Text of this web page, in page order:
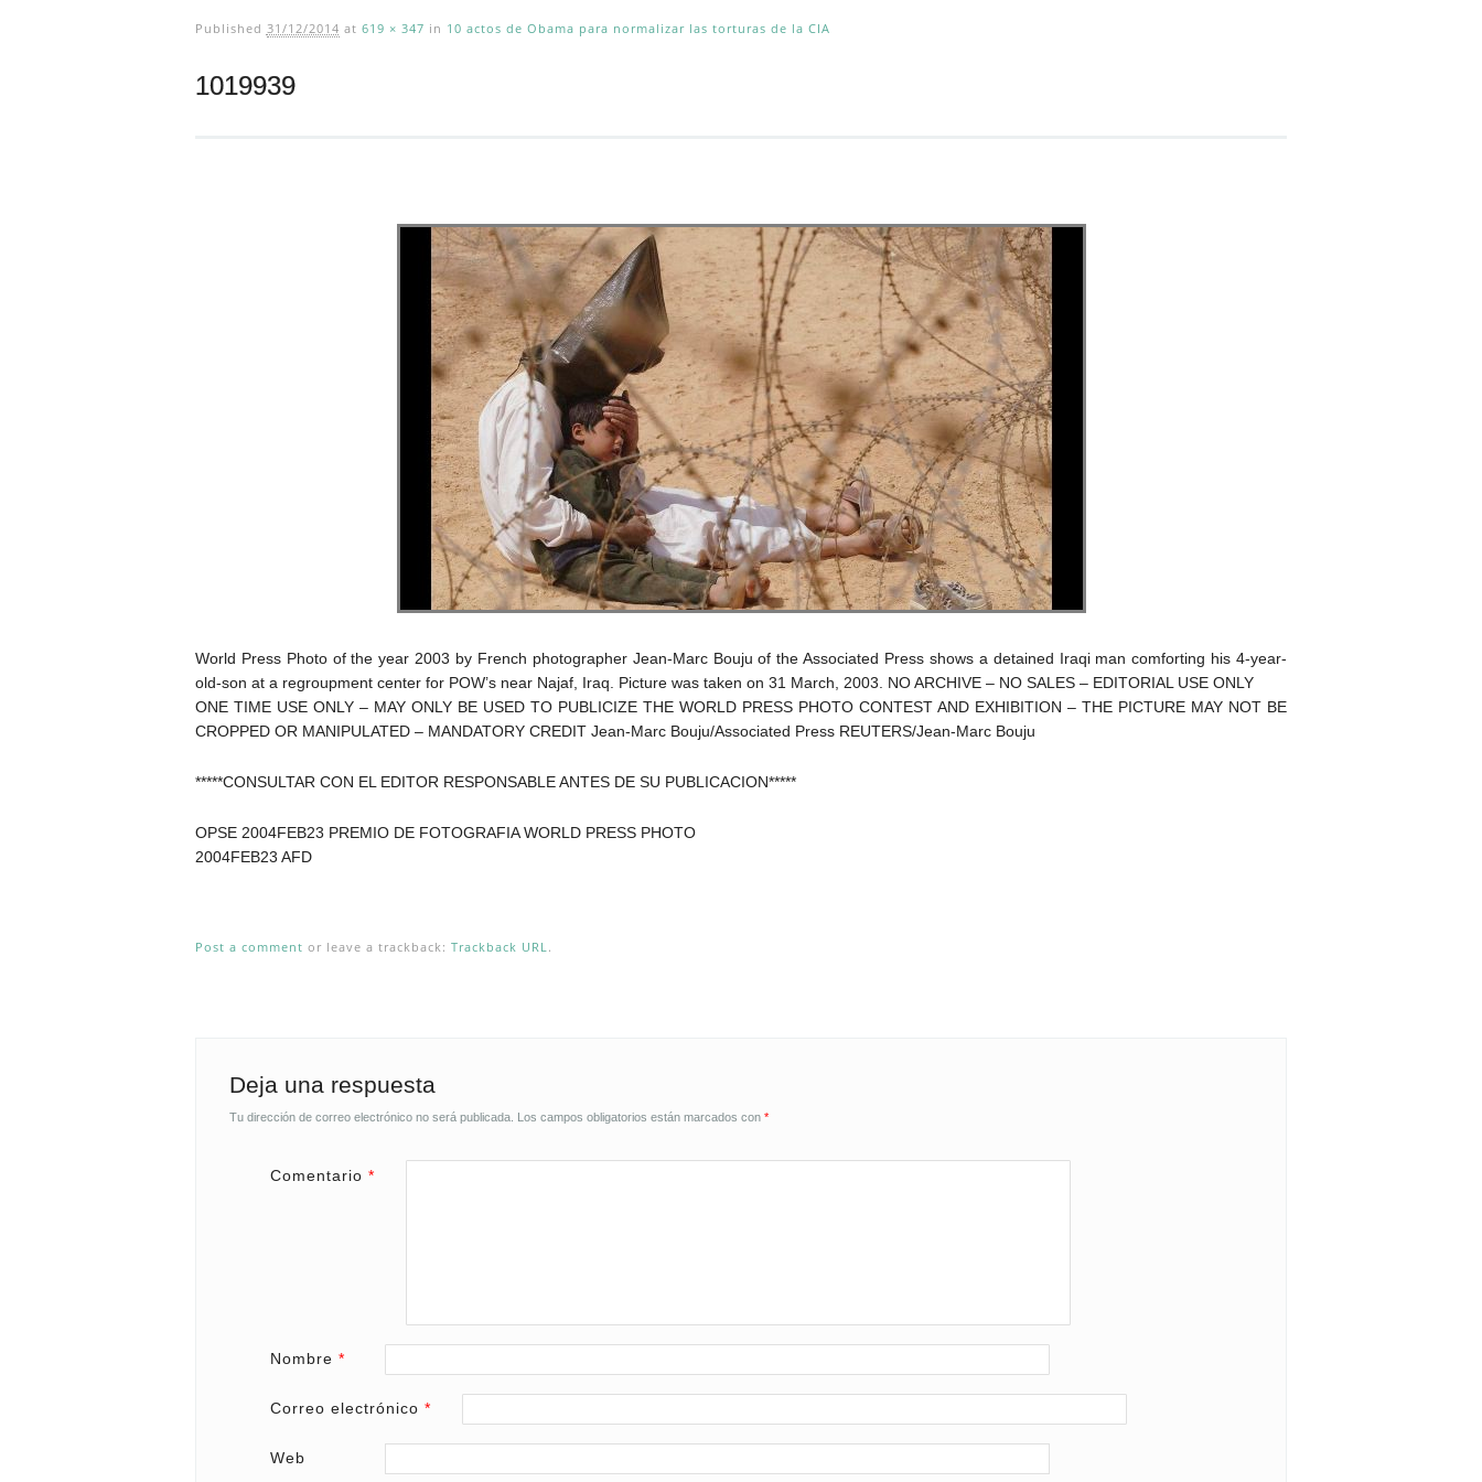
Published 31/12/2014 at 619 × 347 in 10 actos de Obama para normalizar las torturas de la CIA
1019939
World Press Photo of the year 2003 by French photographer Jean-Marc Bouju of the Associated Press shows a detained Iraqi man comforting his 4-year-
old-son at a regroupment center for POW’s near Najaf, Iraq. Picture was taken on 31 March, 2003. NO ARCHIVE – NO SALES – EDITORIAL USE ONLY
ONE TIME USE ONLY – MAY ONLY BE USED TO PUBLICIZE THE WORLD PRESS PHOTO CONTEST AND EXHIBITION – THE PICTURE MAY NOT BE
CROPPED OR MANIPULATED – MANDATORY CREDIT Jean-Marc Bouju/Associated Press REUTERS/Jean-Marc Bouju
*****CONSULTAR CON EL EDITOR RESPONSABLE ANTES DE SU PUBLICACION*****
OPSE 2004FEB23 PREMIO DE FOTOGRAFIA WORLD PRESS PHOTO
2004FEB23 AFD
Post a comment or leave a trackback: Trackback URL .
Deja una respuesta
Tu dirección de correo electrónico no será publicada. Los campos obligatorios están marcados con *
Comentario *
Nombre *
Correo electrónico *
Web